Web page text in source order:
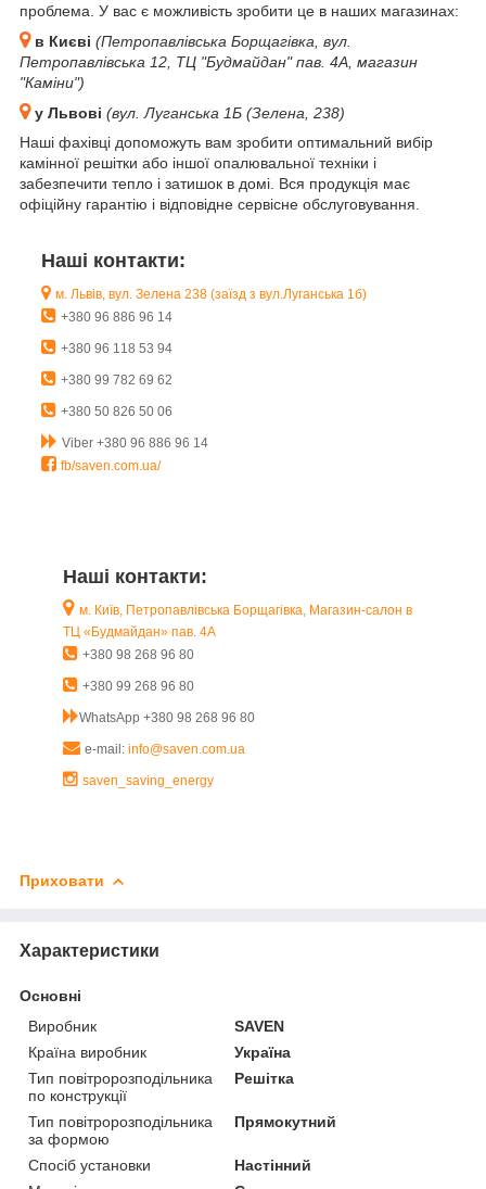
проблема. У вас є можливість зробити це в наших магазинах:
в Києві (Петропавлівська Борщагівка, вул.
Петропавлівська 12, ТЦ "Будмайдан" пав. 4А, магазин
"Каміни")
у Львові (вул. Луганська 1Б (Зелена, 238)
Наші фахівці допоможуть вам зробити оптимальний вибір
камінної решітки або іншої опалювальної техніки і
забезпечити тепло і затишок в домі. Вся продукція має
офіційну гарантію і відповідне сервісне обслуговування.
Наші контакти:
м. Львів, вул. Зелена 238 (заїзд з вул.Луганська 1б)
+380 96 886 96 14
+380 96 118 53 94
+380 99 782 69 62
+380 50 826 50 06
Viber +380 96 886 96 14
fb/saven.com.ua/
Наші контакти:
м. Київ, Петропавлівська Борщагівка, Магазин-салон в
ТЦ «Будмайдан» пав. 4А
+380 98 268 96 80
+380 99 268 96 80
WhatsApp +380 98 268 96 80
e-mail: info@saven.com.ua
saven_saving_energy
Приховати
Характеристики
Основні
Виробник
SAVEN
Країна виробник
Україна
Тип повітророзподільника
по конструкції
Решітка
Тип повітророзподільника
за формою
Прямокутний
Спосіб установки
Настінний